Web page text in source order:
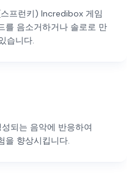
프런키) Incredibox 게임
를 음소거하거나 솔로로 만
습니다.
되는 음악에 반응하여
을 향상시킵니다.